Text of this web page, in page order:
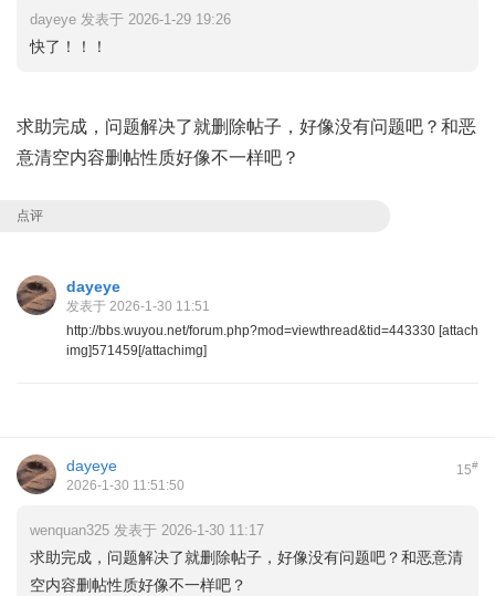
dayeye 发表于 2026-1-29 19:26
快了！！！
求助完成，问题解决了就删除帖子，好像没有问题吧？和恶
意清空内容删帖性质好像不一样吧？
点评
dayeye
发表于 2026-1-30 11:51
http://bbs.wuyou.net/forum.php?mod=viewthread&tid=443330 [attach
img]571459[/attachimg]
15#
dayeye
2026-1-30 11:51:50
wenquan325 发表于 2026-1-30 11:17
求助完成，问题解决了就删除帖子，好像没有问题吧？和恶意清
空内容删帖性质好像不一样吧？